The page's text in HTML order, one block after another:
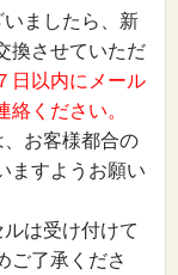
ましたら、新
換させていただ
日以内にメール
絡ください。
お客様都合の
ますようお願い
は受け付けて
ご了承くださ